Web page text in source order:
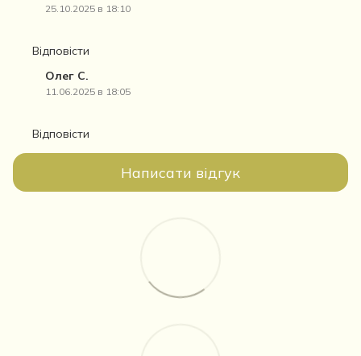
25.10.2025 в 18:10
Відповісти
Олег С.
11.06.2025 в 18:05
Відповісти
Написати відгук